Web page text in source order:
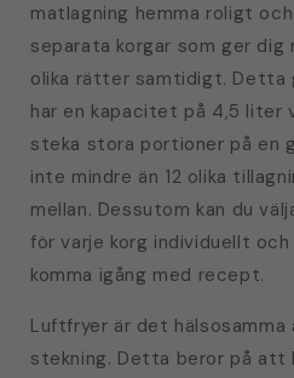
matlagning hemma roligt
separata korgar som ger
olika rätter samtidigt. Detta
har en kapacitet på 4,5
steka stora portioner på en
inte mindre än 12 olika
mellan. Dessutom kan du
för varje korg individuellt
komma igång med recept.
Luftfryer är det
stekning. Detta beror på att